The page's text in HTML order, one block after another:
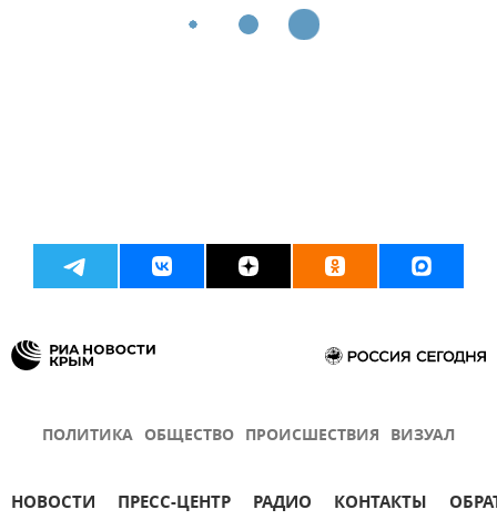
ПОЛИТИКА ОБЩЕСТВО ПРОИСШЕСТВИЯ ВИЗУАЛ
НОВОСТИ ПРЕСС-ЦЕНТР РАДИО КОНТАКТЫ